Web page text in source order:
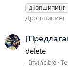
дропшипинг
Дропшипинг
delete
- Invincible